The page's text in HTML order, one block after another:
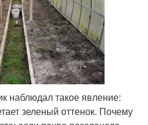
наблюдал такое явление:
зеленый оттенок. Почему